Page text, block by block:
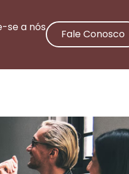
se a nós
Fale Conosco